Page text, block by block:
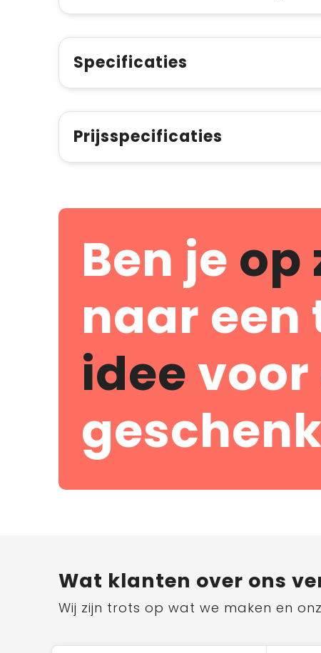
Specificaties
Prijsspecificaties
Ben je op
naar een
ideevoor
Wat klanten over ons
Wij zijn trots op wat we maken en